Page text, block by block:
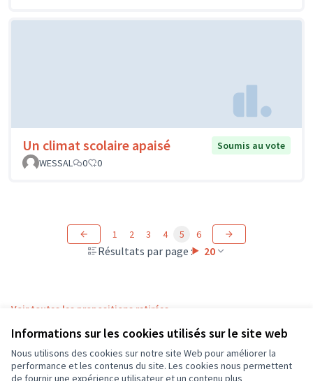
Informations sur les cookies utilisés sur le site web
Nous utilisons des cookies sur notre site Web pour améliorer la
performance et les contenus du site. Les cookies nous permettent
de fournir une expérience utilisateur et un contenu plus
Un climat scolaire apaisé
Soumis au vote
WESSAL
0 0
Résultats par page : 20
1 2 3 4 5 6
Voir toutes les propositions retirées
Conditions d'utilisation
Paramètres des cookies